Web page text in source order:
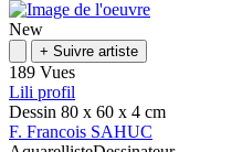
New
+ Suivre artiste
189 Vues
Lili profil
Dessin 80 x 60 x 4 cm
F. Francois SAHUC